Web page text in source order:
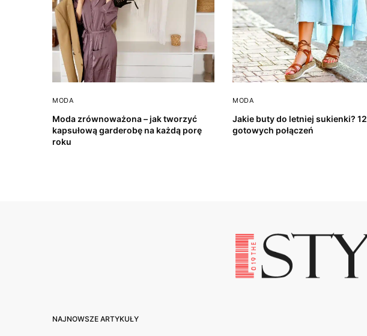
MODA
Moda zrównoważona – jak tworzyć
kapsułową garderobę na każdą porę
roku
MODA
Jakie buty do letniej sukienki? 12
gotowych połączeń
NAJNOWSZE ARTYKUŁY